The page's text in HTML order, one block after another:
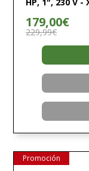
HP, 1", 230 V -
179,00€
229,99€
Promoción